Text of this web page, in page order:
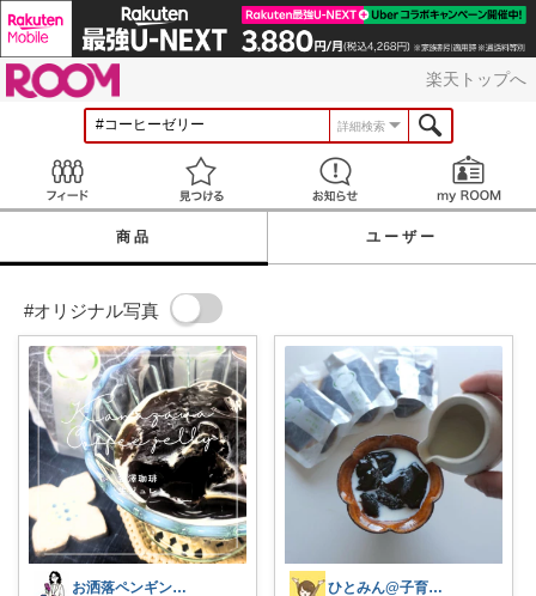
楽天トップへ
詳細検索
見つける お知らせ
商品 ユーザー
#オリジナル写真
お洒落ペンギン🐧暮らし×ときめき ひとみん@子育てと可愛いもの好き⚮̈